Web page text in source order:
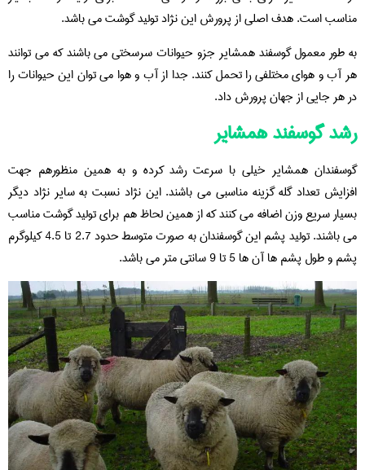
مناسب است. هدف اصلی از پرورش این نژاد تولید گوشت می باشد.
به طور معمول گوسفند همشایر جزو حیوانات سرسختی می باشند که می توانند
هر آب و هوای مختلفی را تحمل کنند. جدا از آب و هوا می توان این حیوانات را
در هر جایی از جهان پرورش داد.
رشد گوسفند همشایر
گوسفندان همشایر خیلی با سرعت رشد کرده و به همین منظورهم جهت
افزایش تعداد گله گزینه مناسبی می باشند. این نژاد نسبت به سایر نژاد دیگر
بسیار سریع وزن اضافه می کنند که از همین لحاظ هم برای تولید گوشت مناسب
می باشند. تولید پشم این گوسفندان به صورت متوسط حدود 2.7 تا 4.5 کیلوگرم
پشم و طول پشم ها آن ها 5 تا 9 سانتی متر می باشد.